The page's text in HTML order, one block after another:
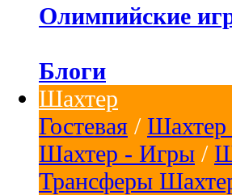
Олимпийские
Блоги
Шахтер
Гостевая / Шахтер
Шахтер - Игры /
Трансферы